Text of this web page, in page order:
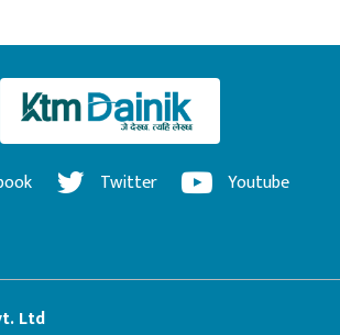
Twitter Youtube
Ltd